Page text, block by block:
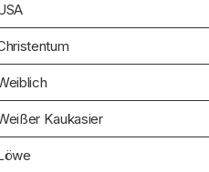
Kaukasier